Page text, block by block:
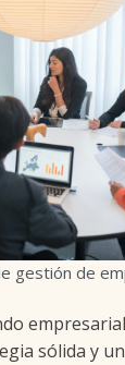
gestión de
sólida y